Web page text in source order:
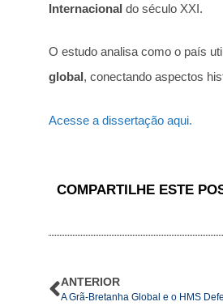
Internacional do século XXI.
O estudo analisa como o país
global, conectando aspectos
Acesse a dissertação aqui.
COMPARTILHE ESTE
ANTERIOR
A Grã-Bretanha Global e o HMS